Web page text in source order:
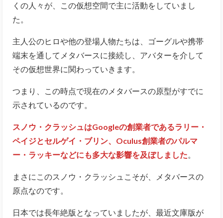
くの人々が、この仮想空間で主に活動をしていまし
た。
主人公のヒロや他の登場人物たちは、ゴーグルや携帯
端末を通してメタバースに接続し、アバターを介して
その仮想世界に関わっていきます。
つまり、この時点で現在のメタバースの原型がすでに
示されているのです。
スノウ・クラッシュはGoogleの創業者であるラリー・
ペイジとセルゲイ・ブリン、Oculus創業者のパルマ
ー・ラッキーなどにも多大な影響を及ぼしました。
まさにこのスノウ・クラッシュこそが、メタバースの
原点なのです。
日本では長年絶版となっていましたが、最近文庫版が